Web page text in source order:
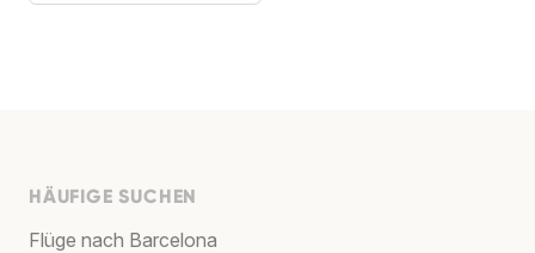
HÄUFIGE SUCHEN
Flüge nach Barcelona